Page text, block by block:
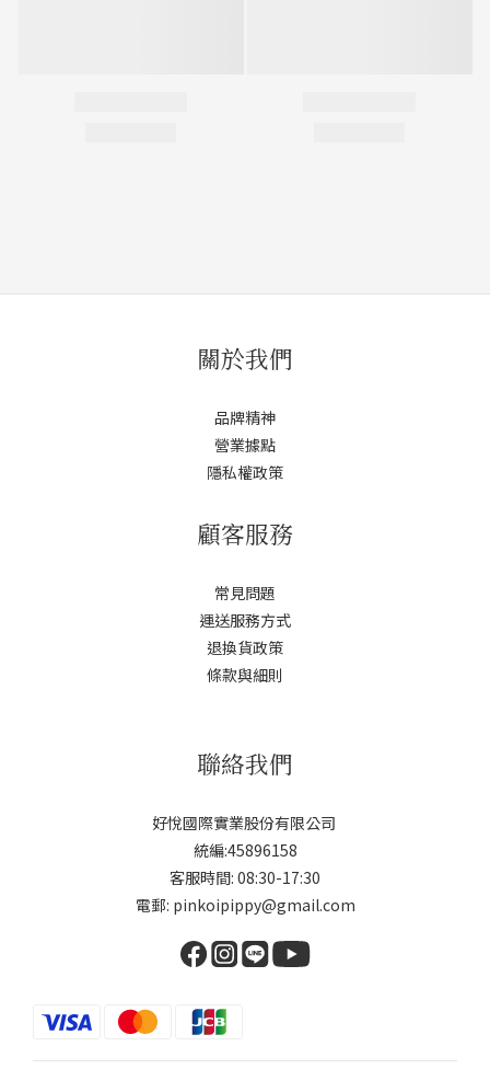
關於我們
品牌精神
營業據點
隱私權政策
顧客服務
常見問題
運送服務方式
退換貨政策
條款與細則
聯絡我們
好悅國際實業股份有限公司
統編:45896158
客服時間: 08:30-17:30
電郵: pinkoipippy@gmail.com